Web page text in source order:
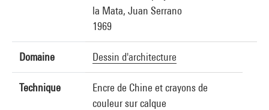
la Mata, Juan Serrano
1969
Domaine Dessin d'architecture
Technique
Encre de Chine et crayons de
couleur sur calque